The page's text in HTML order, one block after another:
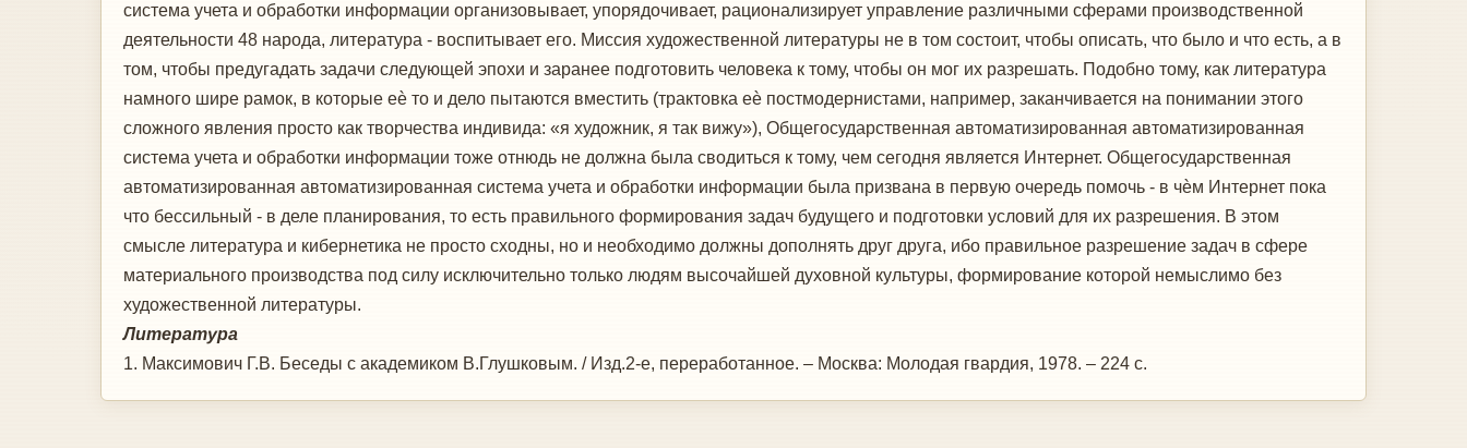
система учета и обработки информации организовывает, упорядочивает, рационализирует управление различными сферами производственной
деятельности 48 народа, литература - воспитывает его. Миссия художественной литературы не в том состоит, чтобы описать, что было и что есть, а в
том, чтобы предугадать задачи следующей эпохи и заранее подготовить человека к тому, чтобы он мог их разрешать. Подобно тому, как литература
намного шире рамок, в которые еѐ то и дело пытаются вместить (трактовка еѐ постмодернистами, например, заканчивается на понимании этого
сложного явления просто как творчества индивида: «я художник, я так вижу»), Общегосударственная автоматизированная автоматизированная
система учета и обработки информации тоже отнюдь не должна была сводиться к тому, чем сегодня является Интернет. Общегосударственная
автоматизированная автоматизированная система учета и обработки информации была призвана в первую очередь помочь - в чѐм Интернет пока
что бессильный - в деле планирования, то есть правильного формирования задач будущего и подготовки условий для их разрешения. В этом
смысле литература и кибернетика не просто сходны, но и необходимо должны дополнять друг друга, ибо правильное разрешение задач в сфере
материального производства под силу исключительно только людям высочайшей духовной культуры, формирование которой немыслимо без
художественной литературы.
Литература
1. Максимович Г.В. Беседы с академиком В.Глушковым. / Изд.2-е, переработанное. – Москва: Молодая гвардия, 1978. – 224 с.